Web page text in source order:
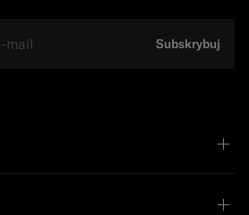
Subskrybuj